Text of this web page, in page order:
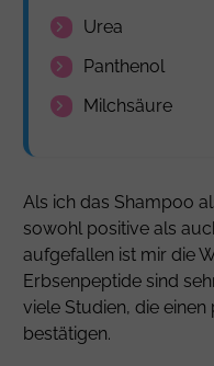
Urea
Panthenol
Milchsäure
Als ich das Shampoo
sowohl positive als
aufgefallen ist mir die
Erbsenpeptide sind
viele Studien, die
bestätigen.